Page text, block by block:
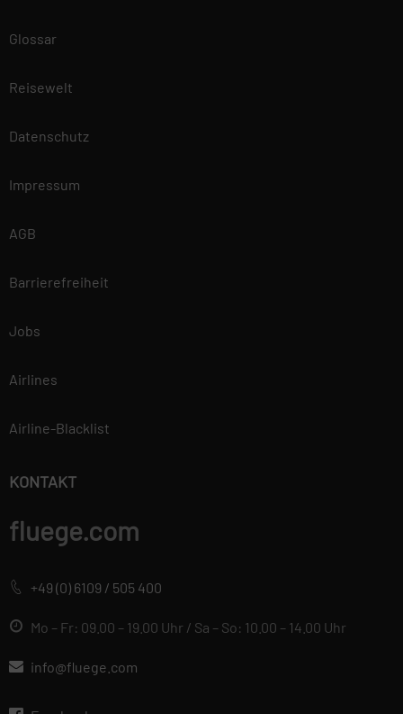
Glossar
Reisewelt
Datenschutz
Impressum
AGB
Barrierefreiheit
Jobs
Airlines
Airline-Blacklist
KONTAKT
fluege.com
+49 (0) 6109 / 505 400
Mo – Fr: 09.00 – 19.00 Uhr / Sa – So: 10.00 – 14.00 Uhr
info@fluege.com